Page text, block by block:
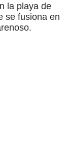
la playa de
se fusiona en